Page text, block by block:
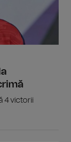
4 victorii